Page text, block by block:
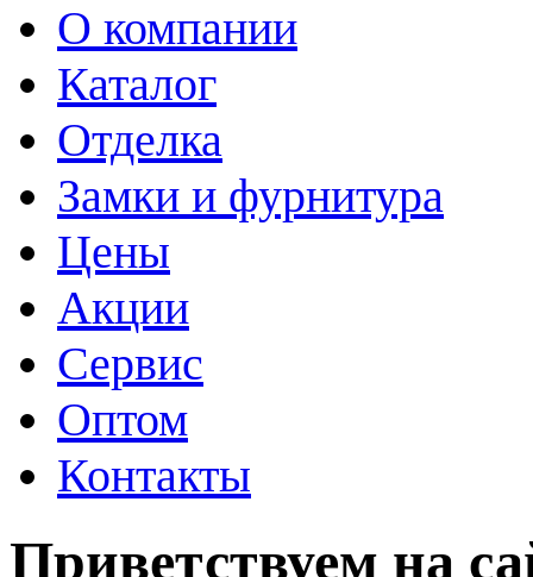
О компании
Каталог
Отделка
Замки и фурнитура
Цены
Акции
Сервис
Оптом
Контакты
Приветствуем на